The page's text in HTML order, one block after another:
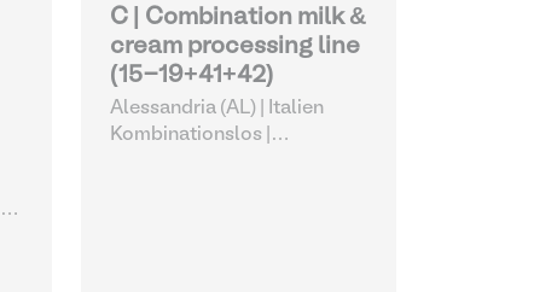
C | Combination milk &
cream processing line
(15-19+41+42)
Alessandria (AL) | Italien
Kombinationslos |